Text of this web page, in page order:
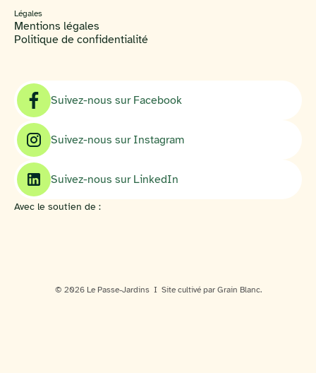
Légales
Mentions légales
Politique de confidentialité
Suivez-nous sur Facebook
Suivez-nous sur Instagram
Suivez-nous sur LinkedIn
Avec le soutien de :
© 2026 Le Passe-Jardins I Site cultivé par Grain Blanc.